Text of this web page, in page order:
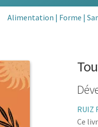
Alimentation | Forme |
RUIZ
Ce